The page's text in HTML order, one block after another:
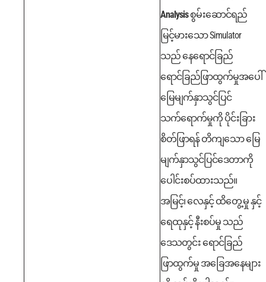
Analysisစွမ်းဆောင်ရည်
မြင့်မားသော Simulator
သည် နေရောင်ခြည်
ရောင်ခြည်ဖြာထွက်မှုအပေါ်
မြေမျက်နှာသွင်ပြင်
သက်ရောက်မှုကို ပိုင်းခြား
စိတ်ဖြာရန် တိကျသော မြေ
မျက်နှာသွင်ပြင်ဒေတာကို
ပေါင်းစပ်ထားသည်။
အမြင့်၊ လေနှင့် ထိတွေ့မှု နှင့်
ရေထုနှင့် နီးစပ်မှု သည်
ဒေသတွင်း ရောင်ခြည်
ဖြာထွက်မှု အခြေအနေများ